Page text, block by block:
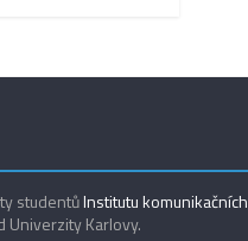
studentůInstitutu komunikačních
Univerzity Karlovy.